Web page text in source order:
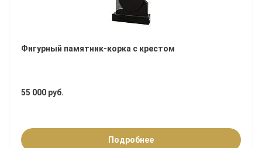
Фигурный памятник-корка с крестом
55 000 руб.
Подробнее